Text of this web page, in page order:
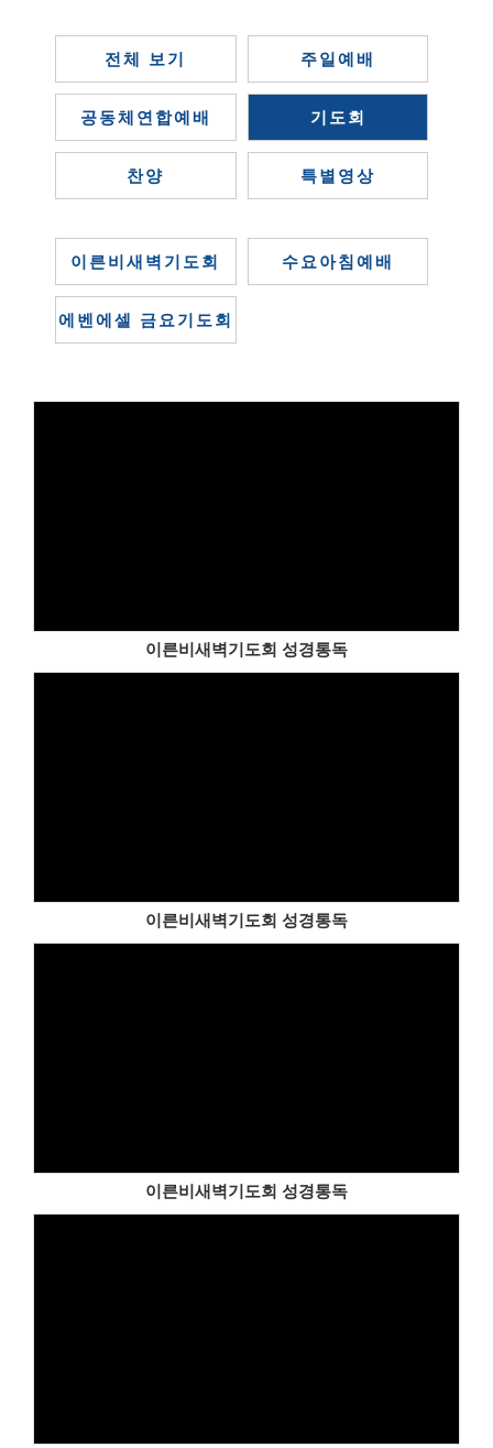
전체 보기 주일예배
공동체연합예배 기도회
찬양 특별영상
이른비새벽기도회 수요아침예배
에벤에셀 금요기도회
이른비새벽기도회 성경통독
이른비새벽기도회 성경통독
이른비새벽기도회 성경통독